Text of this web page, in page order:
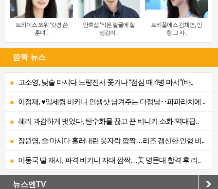
트와이스 쯔위 ‘갓경 쓴
훈녀’..
안효섭 ‘작은 얼굴에 잘
생김이 ..
트리플에스 김채연, 인
형 그 자..
깜짝 뉴스
고소영, 낮술 마시다 노량진서 쫓겨나 “점심 때 4병 마셔”(바..
이정재, ♥임세령 비키니 인생샷 남겨주는 다정남‥파파라치에 ..
혜리 과감하게 벗었다, 탄수화물 끊고 끈 비니키 소화 ‘역대급..
장원영, 술 마시다 흘러내린 옷자락 깜짝…리즈 갱신한 인형 비..
이동국 딸 재시, 파격 비키니 자태 깜짝…美 명문대 합격 후 리..
뉴스엔TV